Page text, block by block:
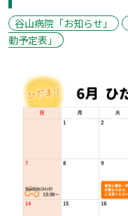
谷山病院「お知らせ」
動予定表」